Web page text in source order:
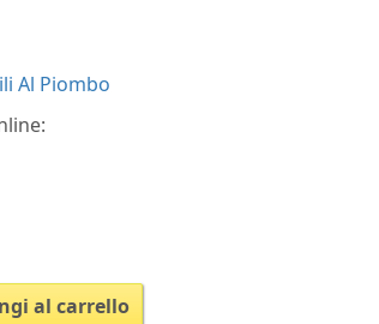
Al Piombo
al carrello